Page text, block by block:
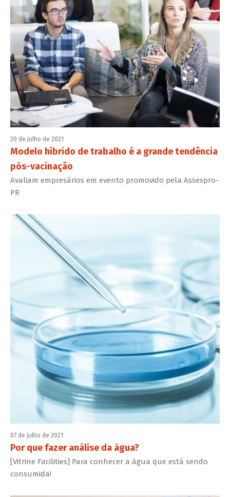
20 de julho de 2021
Modelo híbrido de trabalho é a grande tendência
pós-vacinação
Avaliam empresários em evento promovido pela Assespro-
PR
07 de julho de 2021
Por que fazer análise da água?
[Vitrine Facilities] Para conhecer a água que está sendo
consumida!